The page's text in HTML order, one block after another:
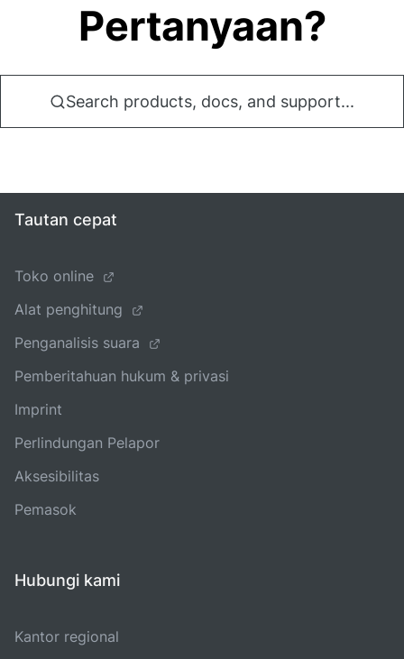
Pertanyaan?
Search products, docs, and support...
Tautan cepat
Toko online
Alat penghitung
Penganalisis suara
Pemberitahuan hukum & privasi
Imprint
Perlindungan Pelapor
Aksesibilitas
Pemasok
Hubungi kami
Kantor regional